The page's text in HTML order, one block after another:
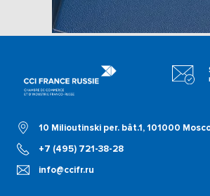
10 Milioutinski per. bât.1, 101000
+7 (495) 721-38-28
info@ccifr.ru